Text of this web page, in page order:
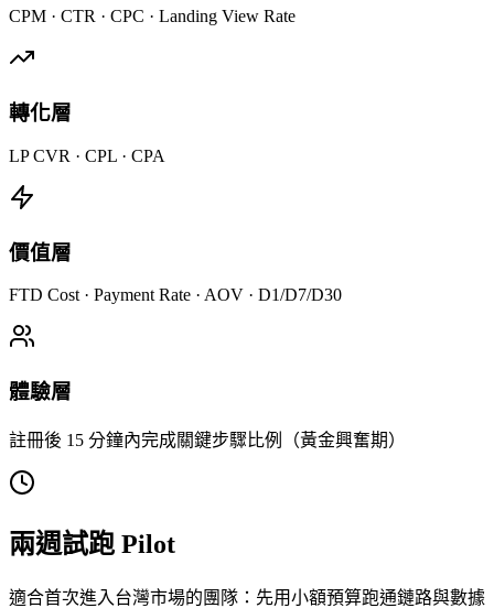
CPM · CTR · CPC · Landing View Rate
轉化層
LP CVR · CPL · CPA
價值層
FTD Cost · Payment Rate · AOV · D1/D7/D30
體驗層
註冊後 15 分鐘內完成關鍵步驟比例（黃金興奮期）
兩週試跑 Pilot
適合首次進入台灣市場的團隊：先用小額預算跑通鏈路與數據